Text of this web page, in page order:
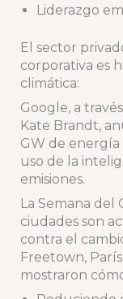
Liderazgo
El sector
corporativa es
climática:
Google, a
Kate Brandt,
GW de energía
uso de la
emisiones.
La Semana del
ciudades son
contra el
Freetown,
mostraron